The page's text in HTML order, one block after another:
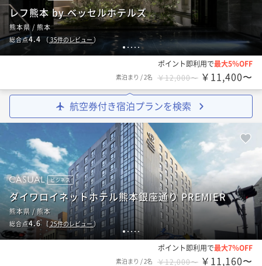
1 2 3 4 5
レフ熊本 by ベッセルホテルズ
熊本県 / 熊本
総合点4.4（ 35件のレビュー ）
ポイント即利用で最大5％OFF
素泊まり /2名 ￥12,000〜 ￥11,400〜
航空券付き宿泊プランを検索
12 3 45
ビジネス
ダイワロイネットホテル熊本銀座通り PREMIER
熊本県 / 熊本
総合点4.6（ 25件のレビュー）
ポイント即利用で最大7％OFF
素泊まり /2名 ￥12,000〜 ￥11,160〜